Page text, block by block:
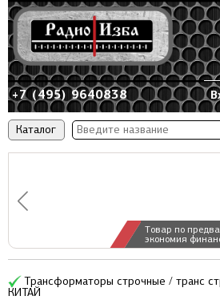
Каталог
Товар по
экономия
+7 (495) 9640838
Трансформаторы строчные / транс
КИТАЙ